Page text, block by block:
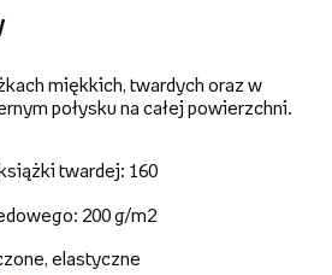
miękkich, twardych oraz w
połysku na całej powierzchni.
twardej: 160
200 g/m2
elastyczne